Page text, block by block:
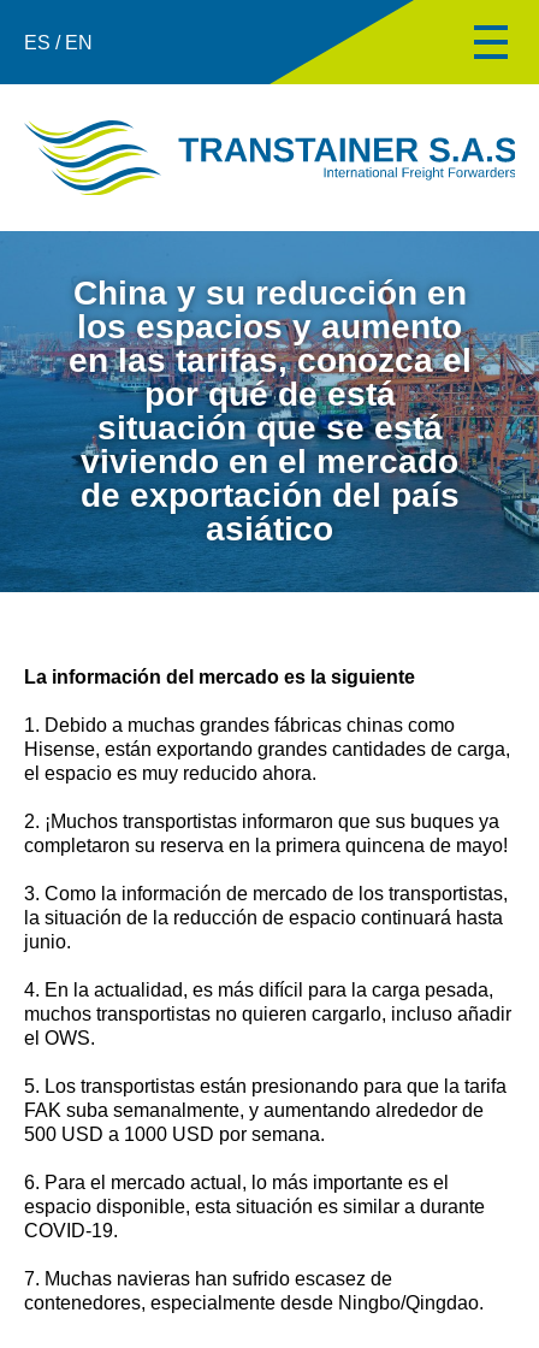
ES / EN
China y su reducción en
los espacios y aumento
en las tarifas, conozca el
por qué de está
situación que se está
viviendo en el mercado
de exportación del país
asiático
La información del mercado es la siguiente
1. Debido a muchas grandes fábricas chinas como
Hisense, están exportando grandes cantidades de carga,
el espacio es muy reducido ahora.
2. ¡Muchos transportistas informaron que sus buques ya
completaron su reserva en la primera quincena de mayo!
3. Como la información de mercado de los transportistas,
la situación de la reducción de espacio continuará hasta
junio.
4. En la actualidad, es más difícil para la carga pesada,
muchos transportistas no quieren cargarlo, incluso añadir
el OWS.
5. Los transportistas están presionando para que la tarifa
FAK suba semanalmente, y aumentando alrededor de
500 USD a 1000 USD por semana.
6. Para el mercado actual, lo más importante es el
espacio disponible, esta situación es similar a durante
COVID-19.
7. Muchas navieras han sufrido escasez de
contenedores, especialmente desde Ningbo/Qingdao.